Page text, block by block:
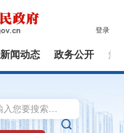
登录
新闻动态 政务公开 解
